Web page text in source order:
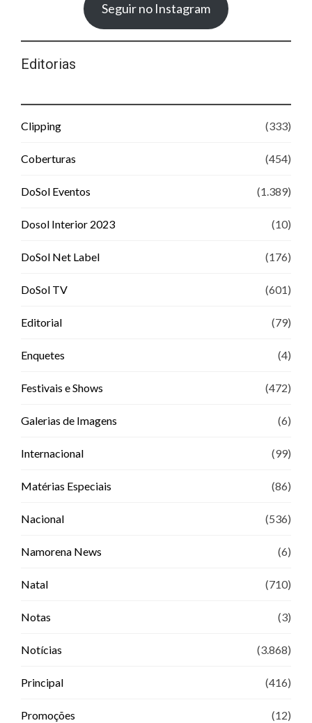
Seguir no Instagram
Editorias
Clipping (333)
Coberturas (454)
DoSol Eventos (1.389)
Dosol Interior 2023 (10)
DoSol Net Label (176)
DoSol TV (601)
Editorial (79)
Enquetes (4)
Festivais e Shows (472)
Galerias de Imagens (6)
Internacional (99)
Matérias Especiais (86)
Nacional (536)
Namorena News (6)
Natal (710)
Notas (3)
Notícias (3.868)
Principal (416)
Promoções (12)